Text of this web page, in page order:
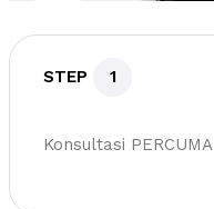
STEP 1
Konsultasi PERCUMA